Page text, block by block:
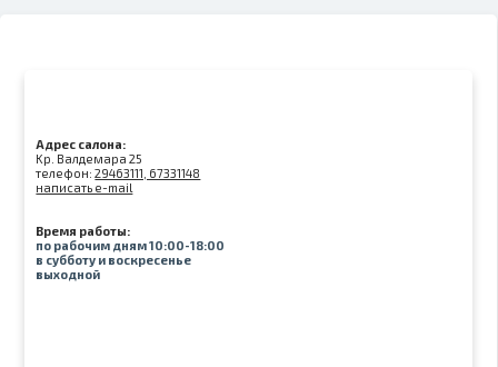
Адрес салона:
Kр. Валдемара 25
телефон:29463111, 67331148
написать e-mail
Время работы:
по рабочим дням 10:00-18:00
в субботу и воскресенье
выходной